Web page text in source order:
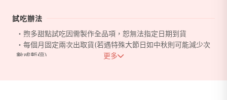
試吃辦法
・煦多甜點試吃因需製作全品項，恕無法指定日期到貨
・每個月固定兩次出取貨(若遇特殊大節日如中秋則可能減少次
數或暫停)
更多